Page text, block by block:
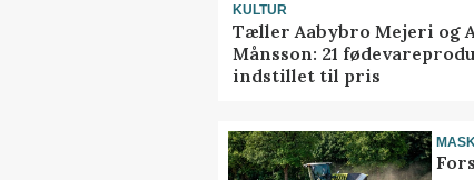
KULTUR
Tæller Aabybro Mejeri og
Månsson: 21
indstillet til pris